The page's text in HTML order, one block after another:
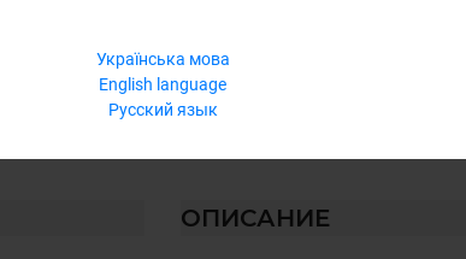
Українська мова
English language
Русский язык
ОПИСАНИЕ